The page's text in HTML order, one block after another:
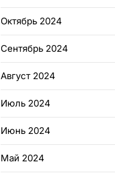
Октябрь 2024
Сентябрь 2024
Август 2024
Июль 2024
Июнь 2024
Май 2024